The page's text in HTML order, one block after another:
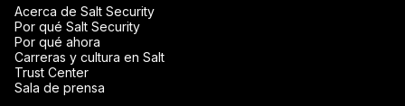
Acerca de Salt Security
Por qué Salt Security
Por qué ahora
Carreras y cultura en Salt
Trust Center
Sala de prensa